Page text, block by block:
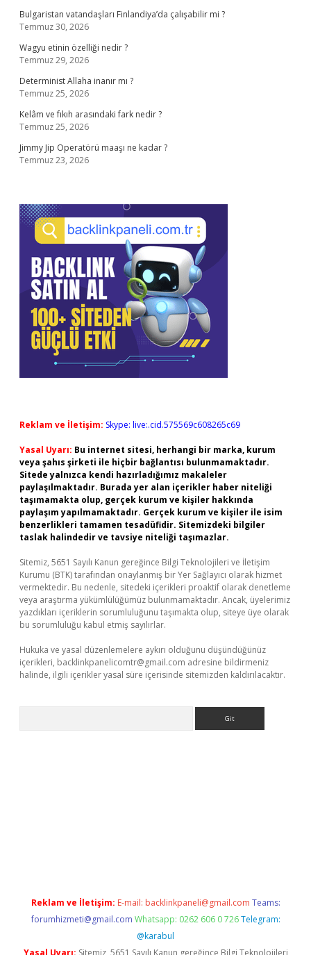
Bulgaristan vatandaşları Finlandiya’da çalışabilir mi ?
Temmuz 30, 2026
Wagyu etinin özelliği nedir ?
Temmuz 29, 2026
Determinist Allaha inanır mı ?
Temmuz 25, 2026
Kelâm ve fıkıh arasındaki fark nedir ?
Temmuz 25, 2026
Jimmy Jip Operatörü maaşı ne kadar ?
Temmuz 23, 2026
Reklam ve İletişim: Skype: live:.cid.575569c608265c69
Yasal Uyarı: Bu internet sitesi, herhangi bir marka, kurum
veya şahıs şirketi ile hiçbir bağlantısı bulunmamaktadır.
Sitede yalnızca kendi hazırladığımız makaleler
paylaşılmaktadır. Burada yer alan içerikler haber niteliği
taşımamakta olup, gerçek kurum ve kişiler hakkında
paylaşım yapılmamaktadır. Gerçek kurum ve kişiler ile isim
benzerlikleri tamamen tesadüfidir. Sitemizdeki bilgiler
taslak halindedir ve tavsiye niteliği taşımazlar.
Sitemiz, 5651 Sayılı Kanun gereğince Bilgi Teknolojileri ve İletişim
Kurumu (BTK) tarafından onaylanmış bir Yer Sağlayıcı olarak hizmet
vermektedir. Bu nedenle, sitedeki içerikleri proaktif olarak denetleme
veya araştırma yükümlülüğümüz bulunmamaktadır. Ancak, üyelerimiz
yazdıkları içeriklerin sorumluluğunu taşımakta olup, siteye üye olarak
bu sorumluluğu kabul etmiş sayılırlar.
Hukuka ve yasal düzenlemelere aykırı olduğunu düşündüğünüz
içerikleri, backlinkpanelicomtr@gmail.com adresine bildirmeniz
halinde, ilgili içerikler yasal süre içerisinde sitemizden kaldırılacaktır.
Reklam ve İletişim: E-mail: backlinkpaneli@gmail.com Teams:
forumhizmeti@gmail.com Whatsapp: 0262 606 0 726 Telegram:
@karabul
Yasal Uyarı: Sitemiz, 5651 Sayılı Kanun gereğince Bilgi Teknolojileri